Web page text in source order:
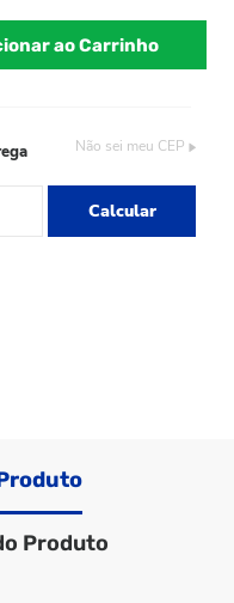
ao Carrinho
Não sei meu CEP
Calcular
Produto